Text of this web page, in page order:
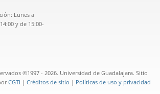
Lunes a
y de 15:00-
©1997 - 2026. Universidad de Guadalajara. Sitio
CGTI | Créditos de sitio | Políticas de uso y privacidad